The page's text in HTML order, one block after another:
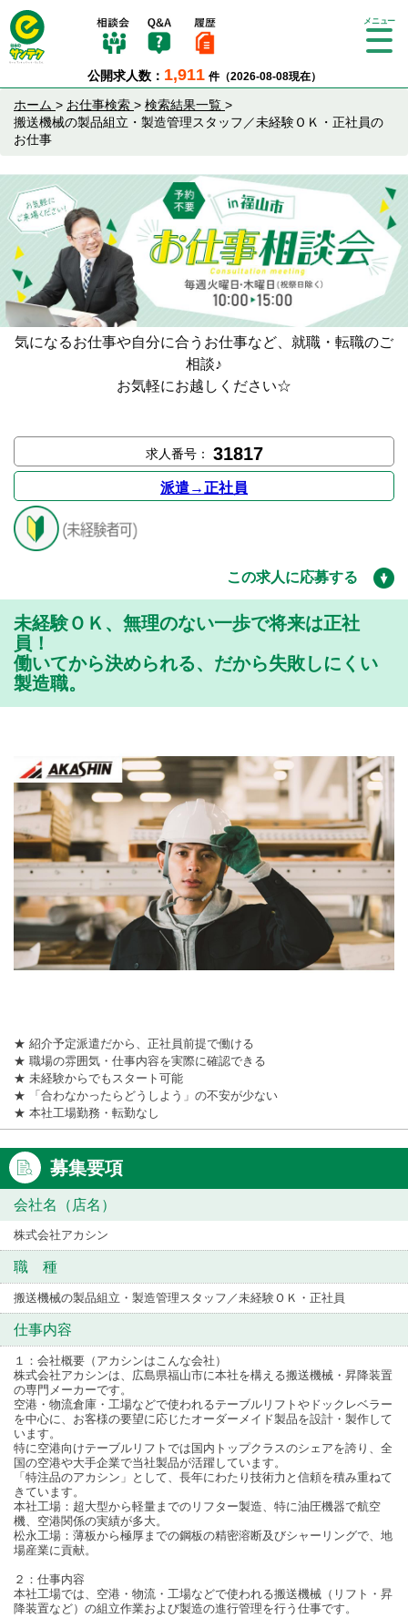
公開求人数： 1,911 件（2026-08-08現在）
Tog
ion
ホーム > お仕事検索 > 検索結果一覧 >
搬送機械の製品組立・製造管理スタッフ／未経験ＯＫ・正社員の
お仕事
気になるお仕事や自分に合うお仕事など、就職・転職のご
相談♪
お気軽にお越しください☆
求人番号： 31817
派遣→正社員
この求人に応募する
未経験ＯＫ、無理のない一歩で将来は正社
員！
働いてから決められる、だから失敗しにくい
製造職。
★ 紹介予定派遣だから、正社員前提で働ける
★ 職場の雰囲気・仕事内容を実際に確認できる
★ 未経験からでもスタート可能
★ 「合わなかったらどうしよう」の不安が少ない
★ 本社工場勤務・転勤なし
募集要項
会社名（店名）
株式会社アカシン
職 種
搬送機械の製品組立・製造管理スタッフ／未経験ＯＫ・正社員
仕事内容
１：会社概要（アカシンはこんな会社）
株式会社アカシンは、広島県福山市に本社を構える搬送機械・昇降装置
の専門メーカーです。
空港・物流倉庫・工場などで使われるテーブルリフトやドックレベラー
を中心に、お客様の要望に応じたオーダーメイド製品を設計・製作して
います。
特に空港向けテーブルリフトでは国内トップクラスのシェアを誇り、全
国の空港や大手企業で当社製品が活躍しています。
「特注品のアカシン」として、長年にわたり技術力と信頼を積み重ねて
きています。
本社工場：超大型から軽量までのリフター製造、特に油圧機器で航空
機、空港関係の実績が多大。
松永工場：薄板から極厚までの鋼板の精密溶断及びシャーリングで、地
場産業に貢献。
２：仕事内容
本社工場では、空港・物流・工場などで使われる搬送機械（リフト・昇
降装置など）の組立作業および製造の進行管理を行う仕事です。